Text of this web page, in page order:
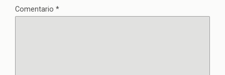
Comentario *